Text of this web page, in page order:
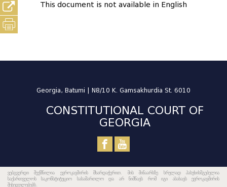
This document is not available in English
Georgia, Batumi | N8/10 K. Gamsakhurdia St. 6010
CONSTITUTIONAL COURT OF
GEORGIA
ვებგვერდი შექმნილია ევროკავშირის მხარდაჭერით. მის შინაარსზე სრულად პასუხისმგებელია
საქართველოს საკონსტიტუციო სასამართლო და არ ნიშნავს რომ იგი ასახავს ევროკავშირის
შეხედულებებს.